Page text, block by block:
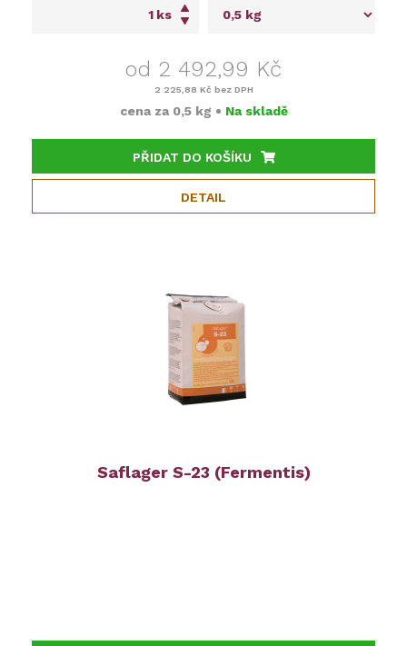
ks
od 2 492,99 Kč
2 225,88 Kč bez DPH
cena za 0,5 kg • Na skladě
PŘIDAT DO KOŠÍKU
DETAIL
Saflager S-23 (Fermentis)